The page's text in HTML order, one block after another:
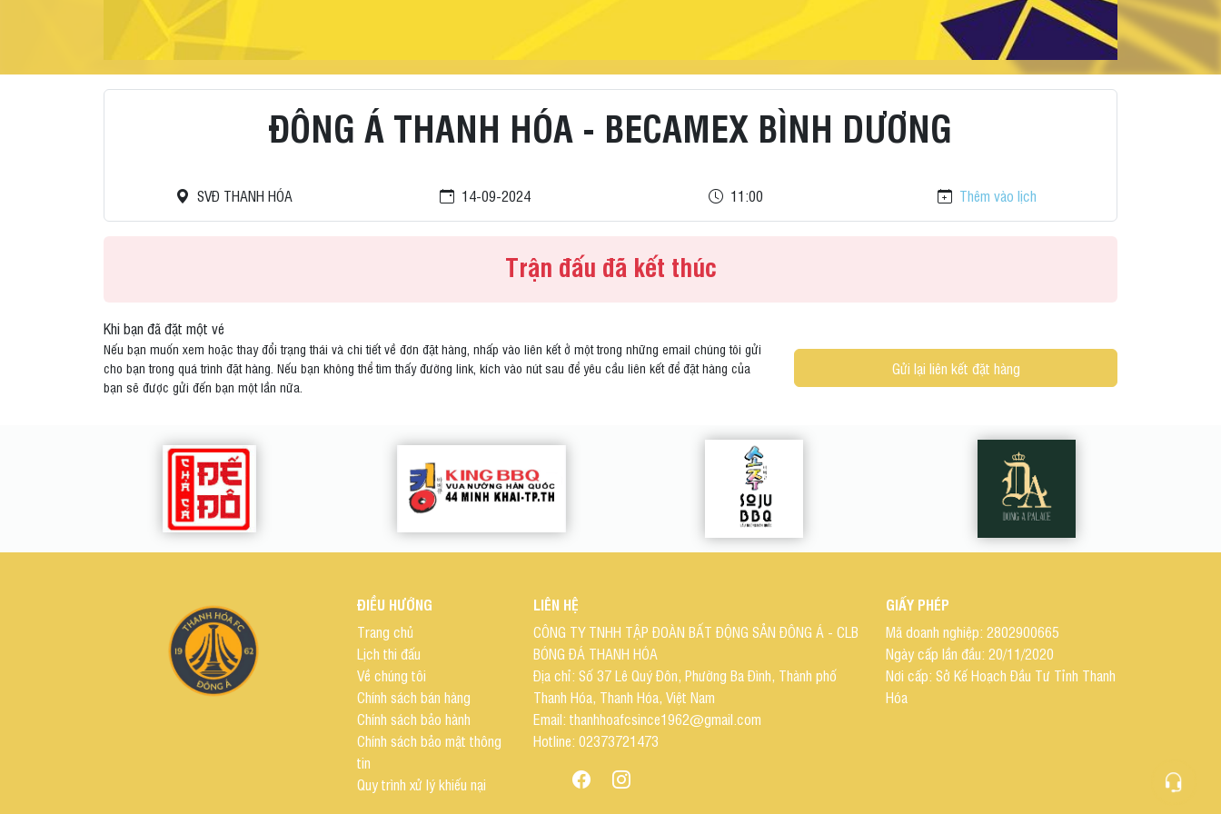
ĐÔNG Á THANH HÓA - BECAMEX BÌNH DƯƠNG
SVĐ THANH HÓA 14-09-2024 11:00 Thêm vào lịch
Trận đấu đã kết thúc
Khi bạn đã đặt một vé
Nếu bạn muốn xem hoặc thay đổi trạng thái và chi tiết về đơn đặt hàng, nhấp vào liên kết ở một trong những email chúng tôi gửi
cho bạn trong quá trình đặt hàng. Nếu bạn không thể tìm thấy đường link, kích vào nút sau để yêu cầu liên kết để đặt hàng của
bạn sẽ được gửi đến bạn một lần nữa.
Gửi lại liên kết đặt hàng
ĐIỀU HƯỚNG
Trang chủ
Lịch thi đấu
Về chúng tôi
Chính sách bán hàng
Chính sách bảo hành
Chính sách bảo mật thông
tin
Quy trình xử lý khiếu nại
LIÊN HỆ
CÔNG TY TNHH TẬP ĐOÀN BẤT ĐỘNG SẢN ĐÔNG Á - CLB
BÓNG ĐÁ THANH HÓA
Địa chỉ: Số 37 Lê Quý Đôn, Phường Ba Đình, Thành phố
Thanh Hóa, Thanh Hóa, Việt Nam
Email: thanhhoafcsince1962@gmail.com
Hotline: 02373721473
GIẤY PHÉP
Mã doanh nghiệp: 2802900665
Ngày cấp lần đầu: 20/11/2020
Nơi cấp: Sở Kế Hoạch Đầu Tư Tỉnh Thanh
Hóa